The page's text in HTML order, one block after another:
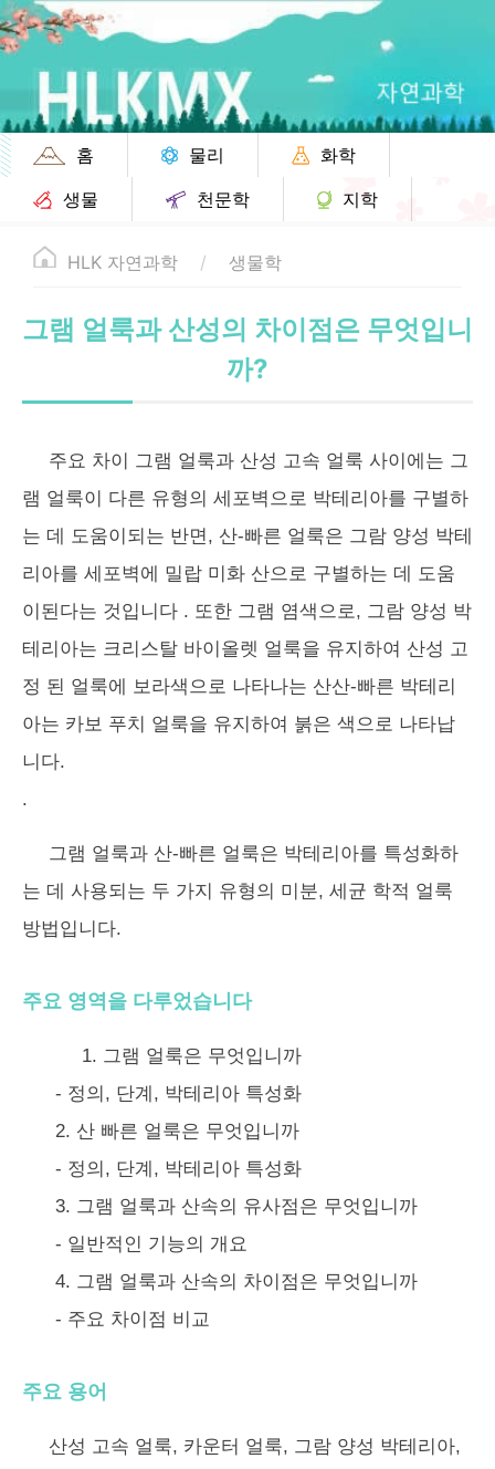
홈 물리
화학
생물
천문학 지학
HLK 자연과학 생물학
그램 얼룩과 산성의 차이점은 무엇입니
까?
주요 차이 그램 얼룩과 산성 고속 얼룩 사이에는 그
램 얼룩이 다른 유형의 세포벽으로 박테리아를 구별하
는 데 도움이되는 반면, 산-빠른 얼룩은 그람 양성 박테
리아를 세포벽에 밀랍 미화 산으로 구별하는 데 도움
이된다는 것입니다 . 또한 그램 염색으로, 그람 양성 박
테리아는 크리스탈 바이올렛 얼룩을 유지하여 산성 고
정 된 얼룩에 보라색으로 나타나는 산산-빠른 박테리
아는 카보 푸치 얼룩을 유지하여 붉은 색으로 나타납
니다.
.
그램 얼룩과 산-빠른 얼룩은 박테리아를 특성화하
는 데 사용되는 두 가지 유형의 미분, 세균 학적 얼룩
방법입니다.
주요 영역을 다루었습니다
1. 그램 얼룩은 무엇입니까
- 정의, 단계, 박테리아 특성화
2. 산 빠른 얼룩은 무엇입니까
- 정의, 단계, 박테리아 특성화
3. 그램 얼룩과 산속의 유사점은 무엇입니까
- 일반적인 기능의 개요
4. 그램 얼룩과 산속의 차이점은 무엇입니까
- 주요 차이점 비교
주요 용어
산성 고속 얼룩, 카운터 얼룩, 그람 양성 박테리아,